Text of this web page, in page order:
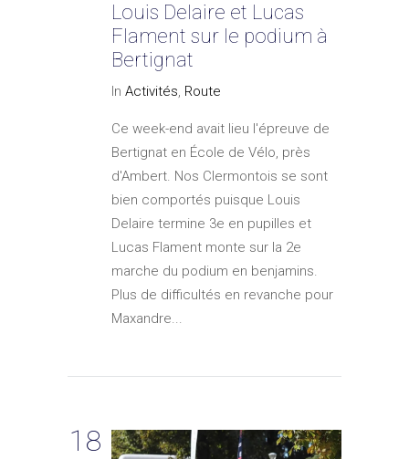
Louis Delaire et Lucas
Flament sur le podium à
Bertignat
In Activités, Route
Ce week-end avait lieu l'épreuve de
Bertignat en École de Vélo, près
d'Ambert. Nos Clermontois se sont
bien comportés puisque Louis
Delaire termine 3e en pupilles et
Lucas Flament monte sur la 2e
marche du podium en benjamins.
Plus de difficultés en revanche pour
Maxandre...
18